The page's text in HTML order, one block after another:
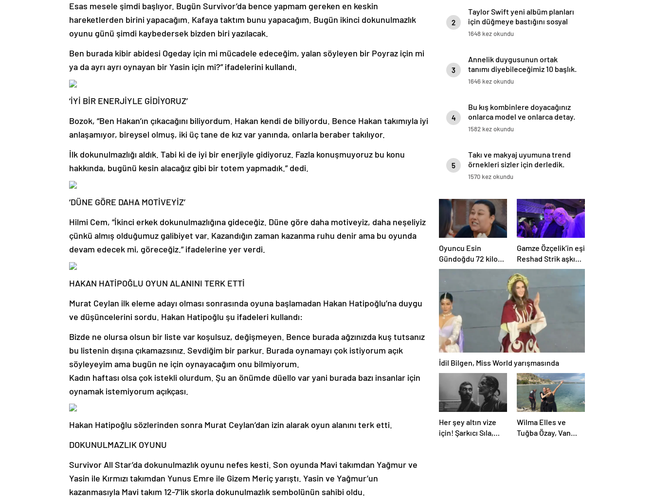
Esas mesele şimdi başlıyor. Bugün Survivor’da bence yapmam gereken en keskin
hareketlerden birini yapacağım. Kafaya taktım bunu yapacağım. Bugün ikinci dokunulmazlık
oyunu günü şimdi kaybedersek bizden biri yazılacak.
Ben burada kibir abidesi Ogeday için mi mücadele edeceğim, yalan söyleyen bir Poyraz için mi
ya da ayrı ayrı oynayan bir Yasin için mi?” ifadelerini kullandı.
‘İYİ BİR ENERJİYLE GİDİYORUZ’
Bozok, “Ben Hakan’ın çıkacağını biliyordum. Hakan kendi de biliyordu. Bence Hakan takımıyla iyi
anlaşamıyor, bireysel olmuş, iki üç tane de kız var yanında, onlarla beraber takılıyor.
İlk dokunulmazlığı aldık. Tabi ki de iyi bir enerjiyle gidiyoruz. Fazla konuşmuyoruz bu konu
hakkında, bugünü kesin alacağız gibi bir totem yapmadık.” dedi.
‘DÜNE GÖRE DAHA MOTİVEYİZ’
Hilmi Cem, “İkinci erkek dokunulmazlığına gideceğiz. Düne göre daha motiveyiz, daha neşeliyiz
çünkü almış olduğumuz galibiyet var. Kazandığın zaman kazanma ruhu denir ama bu oyunda
devam edecek mi, göreceğiz.” ifadelerine yer verdi.
HAKAN HATİPOĞLU OYUN ALANINI TERK ETTİ
Murat Ceylan ilk eleme adayı olması sonrasında oyuna başlamadan Hakan Hatipoğlu’na duygu
ve düşüncelerini sordu. Hakan Hatipoğlu şu ifadeleri kullandı:
Bizde ne olursa olsun bir liste var koşulsuz, değişmeyen. Bence burada ağzınızda kuş tutsanız
bu listenin dışına çıkamazsınız. Sevdiğim bir parkur. Burada oynamayı çok istiyorum açık
söyleyeyim ama bugün ne için oynayacağım onu bilmiyorum.
Kadın haftası olsa çok istekli olurdum. Şu an önümde düello var yani burada bazı insanlar için
oynamak istemiyorum açıkçası.
Hakan Hatipoğlu sözlerinden sonra Murat Ceylan’dan izin alarak oyun alanını terk etti.
DOKUNULMAZLIK OYUNU
Survivor All Star’da dokunulmazlık oyunu nefes kesti. Son oyunda Mavi takımdan Yağmur ve
Yasin ile Kırmızı takımdan Yunus Emre ile Gizem Meriç yarıştı. Yasin ve Yağmur’un
kazanmasıyla Mavi takım 12-7’lik skorla dokunulmazlık sembolünün sahibi oldu.
2
Taylor Swift yeni albüm planları
için düğmeye bastığını sosyal
medyadan duyurdu!
1648 kez okundu
3
Annelik duygusunun ortak
tanımı diyebileceğimiz 10 başlık.
1646 kez okundu
4
Bu kış kombinlere doyacağınız
onlarca model ve onlarca detay.
1582 kez okundu
5
Takı ve makyaj uyumuna trend
örnekleri sizler için derledik.
1570 kez okundu
Oyuncu Esin
Gündoğdu 72 kilo
vermişti! Son hali
gündem oldu
Gamze Özçelik’in eşi
Reshad Strik aşkını
haykırdı:
“Cennetim”
İdil Bilgen, Miss World yarışmasında
Her şey altın vize
için! Şarkıcı Sıla,
Wilma Elles ve
Tuğba Özay, Van